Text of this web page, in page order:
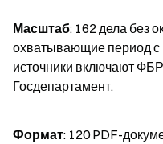
Масштаб: 162 дела без
охватывающие период с
источники включают
Госдепартамент.
Формат: 120 PDF-